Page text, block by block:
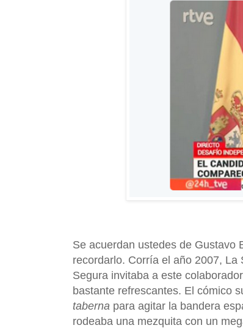
Se acuerdan ustedes de Gustavo
recordarlo. Corría el año 2007,
Segura invitaba a este
bastante refrescantes. El cómico
taberna para agitar la bandera
rodeaba una mezquita con un